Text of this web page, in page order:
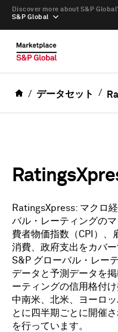
S&P Global
Discover more about S&P
データセット
RatingsXpress: マクロ
バル・レーティングの
費者物価指数（CPI）、
消費、政府支出をカバ
S&P グローバル・レー
データと予測データを
ーティングの信用格付
中南米、北米、ヨーロ
とに四半期ごとに開催
を行っています。